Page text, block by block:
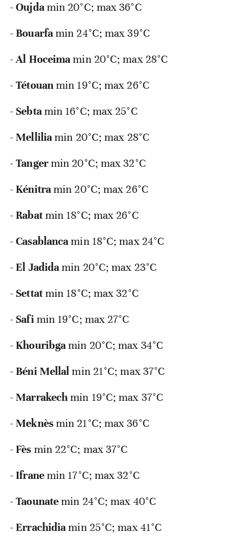
-Oujdamin 20°C; max 36°C
-Bouarfamin 24°C; max 39°C
-Al Hoceimamin 20°C; max 28°C
-Tétouanmin 19°C; max 26°C
- Sebtamin 16°C; max 25°C
-Melliliamin 20°C; max 28°C
-Tangermin 20°C; max 32°C
-Kénitramin 20°C; max 26°C
-Rabatmin 18°C; max 26°C
-Casablancamin 18°C; max 24°C
-El Jadidamin 20°C; max 23°C
- Settatmin 18°C; max 32°C
- Safimin 19°C; max 27°C
-Khouribgamin 20°C; max 34°C
-Béni Mellalmin 21°C; max 37°C
-Marrakechmin 19°C; max 37°C
-Meknèsmin 21°C; max 36°C
-Fès min 22°C; max 37°C
-Ifranemin 17°C; max 32°C
-Taounatemin 24°C; max 40°C
-Errachidiamin 25°C; max 41°C